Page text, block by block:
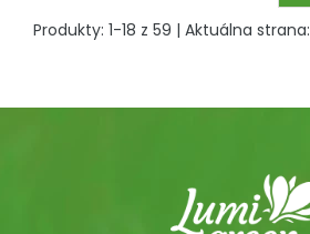
Produkty: 1-18 z 59 | Aktuálna strana: